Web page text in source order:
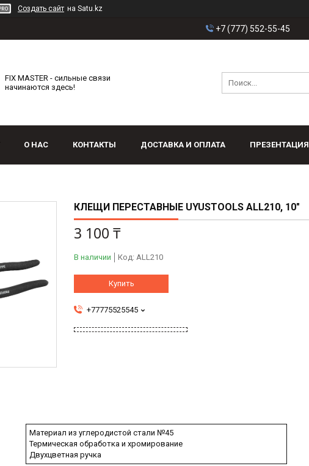
Создать сайт на Satu.kz
+7 (777) 552-55-45
FIX MASTER - сильные связи
начинаются здесь!
О НАС КОНТАКТЫ ДОСТАВКА И ОПЛАТА ПРЕЗЕНТАЦИЯ
КЛЕЩИ ПЕРЕСТАВНЫЕ UYUSTOOLS ALL210, 10"
3 100 ₸
В наличии Код: ALL210
Купить
+77775525545
Материал из углеродистой стали №45
Термическая обработка и хромирование
Двухцветная ручка